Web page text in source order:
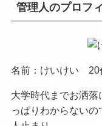
管理人のプロフ
名前：けいけい 20
大学時代までお洒落
っぱりわからない